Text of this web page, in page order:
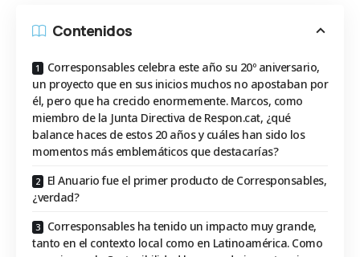
Contenidos
Corresponsables celebra este año su 20º aniversario,
un proyecto que en sus inicios muchos no apostaban por
él, pero que ha crecido enormemente. Marcos, como
miembro de la Junta Directiva de Respon.cat, ¿qué
balance haces de estos 20 años y cuáles han sido los
momentos más emblemáticos que destacarías?
El Anuario fue el primer producto de Corresponsables,
¿verdad?
Corresponsables ha tenido un impacto muy grande,
tanto en el contexto local como en Latinoamérica. Como